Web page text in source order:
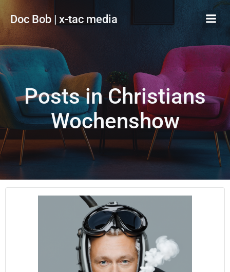
Inhalt
Doc Bob | x-tac media
Posts in Christians
Wochenshow